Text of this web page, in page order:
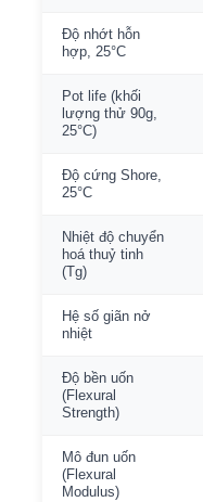
Độ nhớt hỗn
hợp, 25°C
Pot life (khối
lượng thử 90g,
25°C)
Độ cứng Shore,
25°C
Nhiệt độ chuyển
hoá thuỷ tinh
(Tg)
Hệ số giãn nở
nhiệt
Độ bền uốn
(Flexural
Strength)
Mô đun uốn
(Flexural
Modulus)